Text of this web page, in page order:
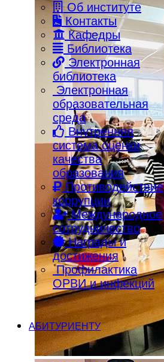
Об институте
Контакты
Кафедры
Библиотека
Электронная
библиотека
Электронная
образовательная
среда
Внутренняя
система оценки
качества
образования
Противодействие
коррупции
Международное
сотрудничество
Награды и
достижения
Профилактика
ОРВИ и инфекций
АБИТУРИЕНТУ